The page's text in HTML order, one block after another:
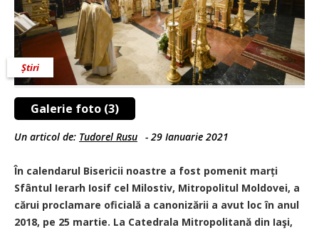
Galerie foto (3)
Știri
Un articol de: Tudorel Rusu - 29 Ianuarie 2021
În calendarul Bisericii noastre a fost pomenit marți
Sfântul Ierarh Iosif cel Milostiv, Mitropolitul Moldovei, a
cărui proclamare oficială a canonizării a avut loc în anul
2018, pe 25 martie. La Catedrala Mitropolitană din Iaşi,